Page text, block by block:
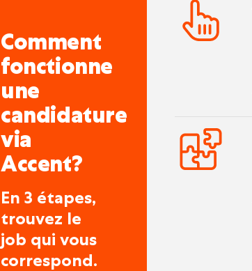
Comment
fonctionne
une
candidature
via
Accent?
En 3 étapes,
trouvez le
job qui vous
correspond.